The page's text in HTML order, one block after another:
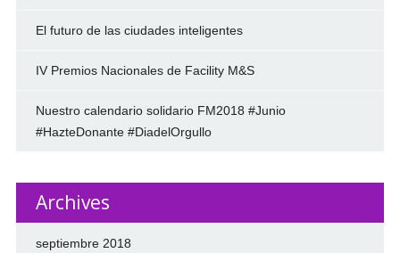
El futuro de las ciudades inteligentes
IV Premios Nacionales de Facility M&S
Nuestro calendario solidario FM2018 #Junio
#HazteDonante #DiadelOrgullo
Archives
septiembre 2018